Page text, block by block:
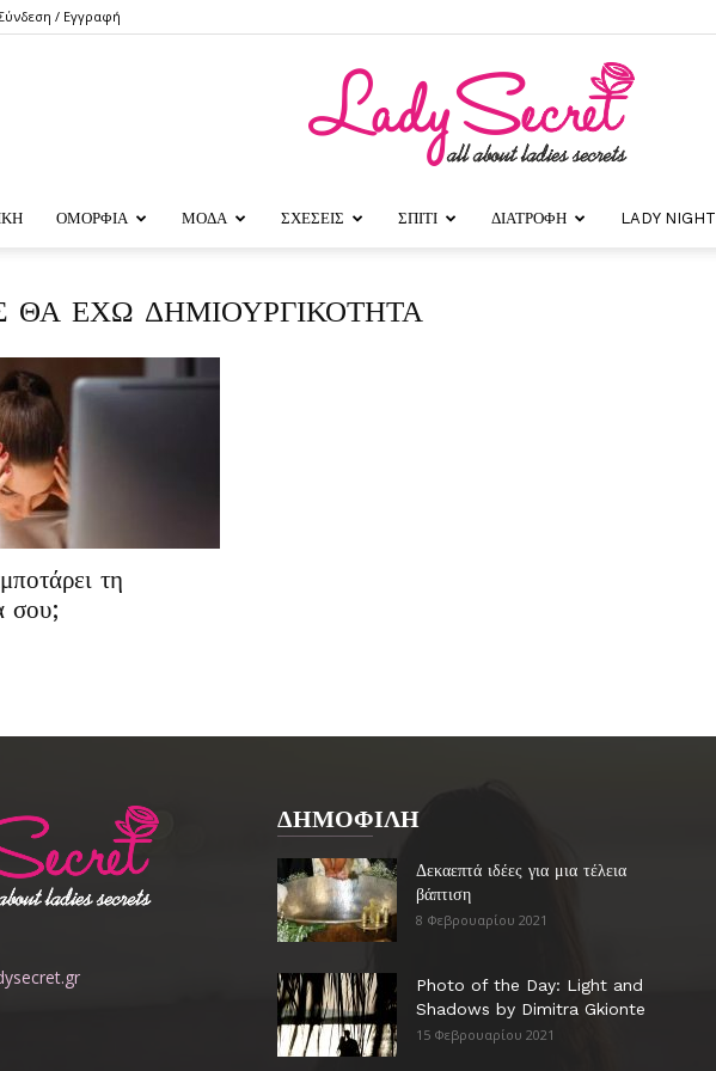
/ Εγγραφή
ΟΜΟΡΦΙΑ ΜΟΔΑ ΣΧΕΣΕΙΣ ΣΠΙΤΙ ΔΙΑΤΡΟΦΗ LADY NIGHT
ΘΑ ΕΧΩ ΔΗΜΙΟΥΡΓΙΚΟΤΗΤΑ
τη
σου;
ΔΗΜΟΦΙΛΗ
Δεκαεπτά ιδέες για μια τέλεια
βάπτιση
8 Φεβρουαρίου 2021
Photo of the Day: Light and
Shadows by Dimitra Gkionte
15 Φεβρουαρίου 2021